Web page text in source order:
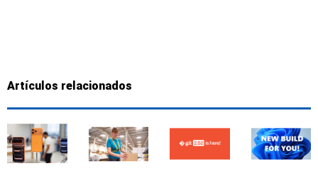
Artículos relacionados